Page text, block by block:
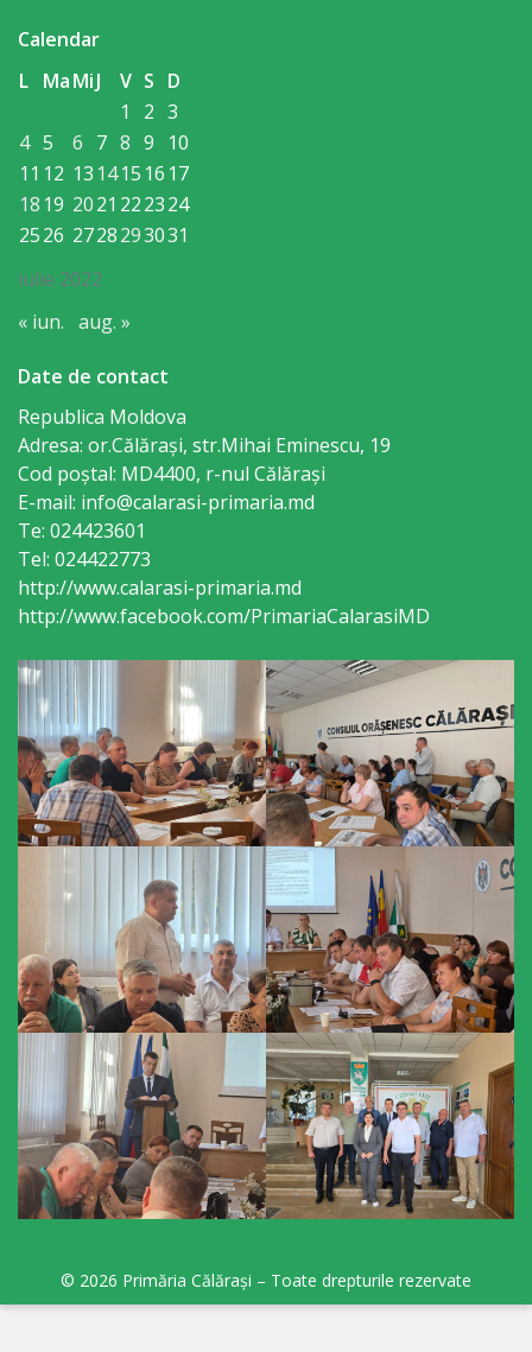
Deciziile
Consiliului
Consiliul
de
tineret
Activitatea
primăriei
Instituții
subordonate
IET
Lăstărel
IET
IET
DoReMiCii
Școala
sportivă
„Mihai
Viteazul”
Școala
Sportivă
Specializată
de
Rezerve
Olimpice
Stadionul
Calendar
iulie 2022
L MaMiJ V S D
1
2 3
4 5 6 7 8 9
10
11 12 13 1415 16 17
18 19 2021 222324
2526 2728293031
« iun. aug. »
Date de contact
Republica Moldova
Adresa: or.Călăraşi, str.Mihai Eminescu, 19
Cod poștal: MD4400, r-nul Călăraşi
E-mail: info@calarasi-primaria.md
Te: 024423601
Tel: 024422773
http://www.calarasi-primaria.md
http://www.facebook.com/PrimariaCalarasiMD
© 2026 Primăria Călărași – Toate drepturile rezervate